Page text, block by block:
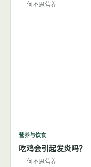
何不思营养
营养与饮食
吃鸡会引起发炎吗？
何不思营养